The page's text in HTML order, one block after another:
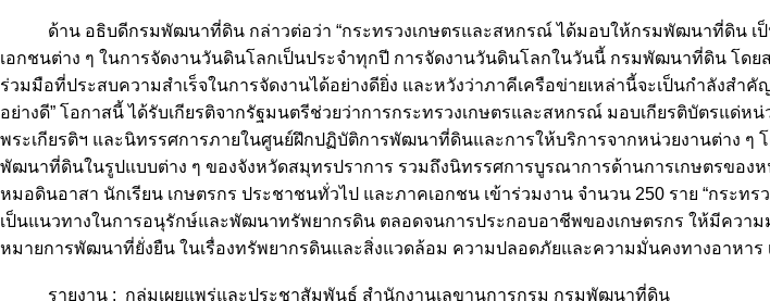
ด้าน อธิบดีกรมพัฒนาที่ดิน กล่าวต่อว่า “กระทรวงเกษตรและสหกรณ์ ได้มอบให้กรมพัฒนาที่ดิน เ
เอกชนต่าง ๆ ในการจัดงานวันดินโลกเป็นประจำทุกปี การจัดงานวันดินโลกในวันนี้ กรมพัฒนาที่ดิน โ
ร่วมมือที่ประสบความสำเร็จในการจัดงานได้อย่างดียิ่ง และหวังว่าภาคีเครือข่ายเหล่านี้จะเป็นกำลัง
อย่างดี” โอกาสนี้ ได้รับเกียรติจากรัฐมนตรีช่วยว่าการกระทรวงเกษตรและสหกรณ์ มอบเกียรติบัตรแ
พระเกียรติฯ และนิทรรศการภายในศูนย์ฝึกปฏิบัติการพัฒนาที่ดินและการให้บริการจากหน่วยงานต่าง ๆ
พัฒนาที่ดินในรูปแบบต่าง ๆ ของจังหวัดสมุทรปราการ รวมถึงนิทรรศการบูรณาการด้านการเกษตรขอ
หมอดินอาสา นักเรียน เกษตรกร ประชาชนทั่วไป และภาคเอกชน เข้าร่วมงาน จำนวน 250 ราย “กร
เป็นแนวทางในการอนุรักษ์และพัฒนาทรัพยากรดิน ตลอดจนการประกอบอาชีพของเกษตรกร ให้มีควา
หมายการพัฒนาที่ยั่งยืน ในเรื่องทรัพยากรดินและสิ่งแวดล้อม ความปลอดภัยและความมั่นคงทางอาหาร
รายงาน : กลุ่มเผยแพร่และประชาสัมพันธ์ สำนักงานเลขานุการกรม กรมพัฒนาที่ดิน